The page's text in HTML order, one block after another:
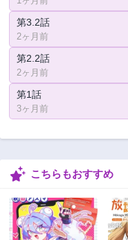
第3.2話
2ヶ月前
第2.2話
2ヶ月前
第1話
3ヶ月前
こちらもおすすめ